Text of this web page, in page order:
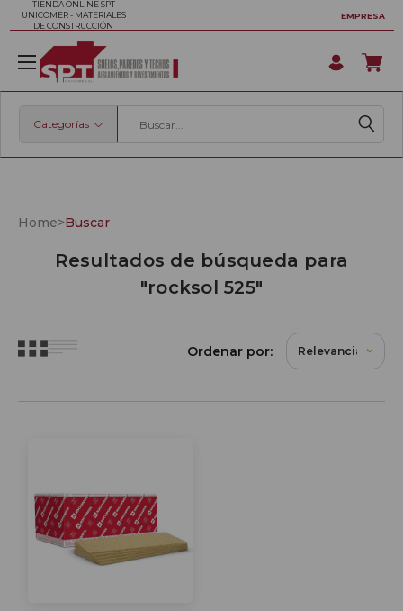
TIENDA ONLINE SPT
UNICOMER - MATERIALES
DE CONSTRUCCIÓN
EMPRESA
Buscar
Categorías
Home>Buscar
Resultados de búsqueda para
"rocksol 525"
Ordenar por: